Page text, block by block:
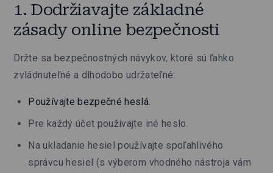
1. Dodržiavajte základné
zásady online bezpečnosti
Držte sa bezpečnostných návykov, ktoré sú ľahko
zvládnuteľné a dlhodobo udržateľné:
Používajte bezpečné heslá.
Pre každý účet používajte iné heslo.
Na ukladanie hesiel používajte spoľahlivého
správcu hesiel (s výberom vhodného nástroja vám